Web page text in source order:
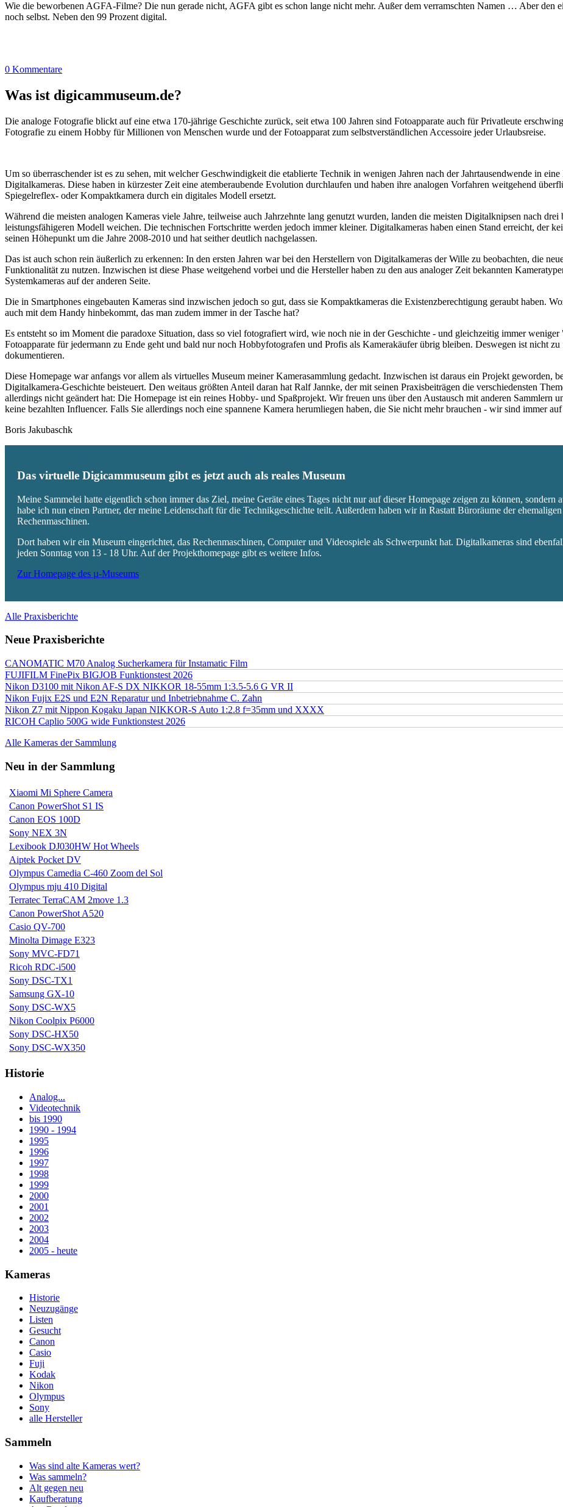
Wie die beworbenen AGFA-Filme? Die nun gerade nicht, AGFA gibt es schon lange nicht mehr. Außer dem verramschten Namen … Aber den
noch selbst. Neben den 99 Prozent digital.
0 Kommentare
Was ist digicammuseum.de?
Die analoge Fotografie blickt auf eine etwa 170-jährige Geschichte zurück, seit etwa 100 Jahren sind Fotoapparate auch für Privatleute
Fotografie zu einem Hobby für Millionen von Menschen wurde und der Fotoapparat zum selbstverständlichen Accessoire jeder Urlaubsreise.
Um so überraschender ist es zu sehen, mit welcher Geschwindigkeit die etablierte Technik in wenigen Jahren nach der Jahrtausendwende in
Digitalkameras. Diese haben in kürzester Zeit eine atemberaubende Evolution durchlaufen und haben ihre analogen Vorfahren weitgehend
Spiegelreflex- oder Kompaktkamera durch ein digitales Modell ersetzt.
Während die meisten analogen Kameras viele Jahre, teilweise auch Jahrzehnte lang genutzt wurden, landen die meisten Digitalknipsen nach
leistungsfähigeren Modell weichen. Die technischen Fortschritte werden jedoch immer kleiner. Digitalkameras haben einen Stand erreicht, der
seinen Höhepunkt um die Jahre 2008-2010 und hat seither deutlich nachgelassen.
Das ist auch schon rein äußerlich zu erkennen: In den ersten Jahren war bei den Herstellern von Digitalkameras der Wille zu beobachten, die
Funktionalität zu nutzen. Inzwischen ist diese Phase weitgehend vorbei und die Hersteller haben zu den aus analoger Zeit bekannten
Systemkameras auf der anderen Seite.
Die in Smartphones eingebauten Kameras sind inzwischen jedoch so gut, dass sie Kompaktkameras die Existenzberechtigung geraubt haben.
auch mit dem Handy hinbekommt, das man zudem immer in der Tasche hat?
Es entsteht so im Moment die paradoxe Situation, dass so viel fotografiert wird, wie noch nie in der Geschichte - und gleichzeitig immer
Fotoapparate für jedermann zu Ende geht und bald nur noch Hobbyfotografen und Profis als Kamerakäufer übrig bleiben. Deswegen ist nicht
dokumentieren.
Diese Homepage war anfangs vor allem als virtuelles Museum meiner Kamerasammlung gedacht. Inzwischen ist daraus ein Projekt geworden,
Digitalkamera-Geschichte beisteuert. Den weitaus größten Anteil daran hat Ralf Jannke, der mit seinen Praxisbeiträgen die verschiedensten
allerdings nicht geändert hat: Die Homepage ist ein reines Hobby- und Spaßprojekt. Wir freuen uns über den Austausch mit anderen Sammlern
keine bezahlten Influencer. Falls Sie allerdings noch eine spannene Kamera herumliegen haben, die Sie nicht mehr brauchen - wir sind immer
Boris Jakubaschk
Das virtuelle Digicammuseum gibt es jetzt auch als reales Museum
Meine Sammelei hatte eigentlich schon immer das Ziel, meine Geräte eines Tages nicht nur auf dieser Homepage zeigen zu können,
habe ich nun einen Partner, der meine Leidenschaft für die Technikgeschichte teilt. Außerdem haben wir in Rastatt Büroräume der
Rechenmaschinen.
Dort haben wir ein Museum eingerichtet, das Rechenmaschinen, Computer und Videospiele als Schwerpunkt hat. Digitalkameras sind
jeden Sonntag von 13 - 18 Uhr. Auf der Projekthomepage gibt es weitere Infos.
Zur Homepage des µ-Museums
Alle Praxisberichte
Neue Praxisberichte
CANOMATIC M70 Analog Sucherkamera für Instamatic Film
FUJIFILM FinePix BIGJOB Funktionstest 2026
Nikon D3100 mit Nikon AF-S DX NIKKOR 18-55mm 1:3.5-5.6 G VR II
Nikon Fujix E2S und E2N Reparatur und Inbetriebnahme C. Zahn
Nikon Z7 mit Nippon Kogaku Japan NIKKOR-S Auto 1:2.8 f=35mm und XXXX
RICOH Caplio 500G wide Funktionstest 2026
Alle Kameras der Sammlung
Neu in der Sammlung
Xiaomi Mi Sphere Camera
Canon PowerShot S1 IS
Canon EOS 100D
Sony NEX 3N
Lexibook DJ030HW Hot Wheels
Aiptek Pocket DV
Olympus Camedia C-460 Zoom del Sol
Olympus mju 410 Digital
Terratec TerraCAM 2move 1.3
Canon PowerShot A520
Casio QV-700
Minolta Dimage E323
Sony MVC-FD71
Ricoh RDC-i500
Sony DSC-TX1
Samsung GX-10
Sony DSC-WX5
Nikon Coolpix P6000
Sony DSC-HX50
Sony DSC-WX350
Historie
Analog...
Videotechnik
bis 1990
1990 - 1994
1995
1996
1997
1998
1999
2000
2001
2002
2003
2004
2005 - heute
Kameras
Historie
Neuzugänge
Listen
Gesucht
Canon
Casio
Fuji
Kodak
Nikon
Olympus
Sony
alle Hersteller
Sammeln
Was sind alte Kameras wert?
Was sammeln?
Alt gegen neu
Kaufberatung